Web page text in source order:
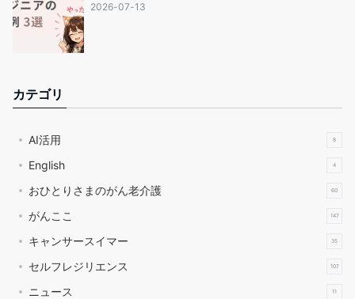
2026-07-13
カテゴリ
AI活用 8
English 4
おひとりさまのがん老介護 60
がんここ 147
キャンサースイマー 35
セルフレジリエンス 107
ニュース 11